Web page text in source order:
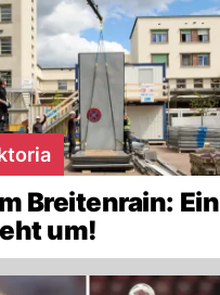
Breitenrain: Ein
um!